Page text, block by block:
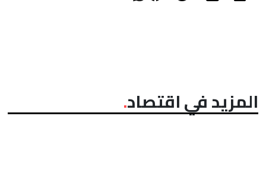
المزيد في اقتصاد